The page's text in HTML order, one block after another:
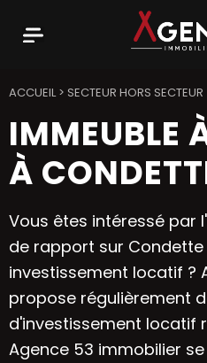
ACCUEIL> SECTEUR HORS SECTEUR
IMMEUBLE
À
Vous êtes intéressé par
de rapport sur
investissement locatif ?
propose régulièrement
d'investissement locatif
Agence 53 immobilier